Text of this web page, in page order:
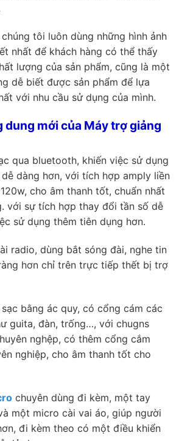
tôi luôn dùng những hình ảnh
nhất để khách hàng có thể thấy
lượng của sản phẩm, cũng là một
dễ biết được sản phẩm để lựa
với nhu cầu sử dụng của mình.
dung mới của Máy trợ giảng
qua bluetooth, khiến việc sử dụng
dàng hơn, với tích hợp amply liền
cho âm thanh tốt, chuẩn nhất
với sự tích hợp thay đổi tần số dễ
sử dụng thêm tiên dụng hơn.
radio, dùng bắt sóng đài, nghe tin
hơn chỉ trên trực tiếp thết bị trợ
bằng ác quy, có cổng cám các
guita, đàn, trống…, với chugns
nghệp, có thêm cổng cắm
nghiệp, cho âm thanh tốt cho
chuyên dùng đi kèm, một tay
một micro cài vai áo, giúp người
đi kèm theo có một điều khiển